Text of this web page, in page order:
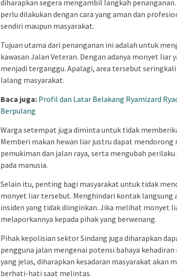
diharapkan segera mengambil langkah
perlu dilakukan dengan cara yang aman dan
sendiri maupun masyarakat.
Tujuan utama dari penanganan ini adalah untuk
kawasan Jalan Veteran. Dengan adanya monyet liar
menjadi terganggu. Apalagi, area tersebut
lalang masyarakat.
Baca juga: Profil dan Latar Belakang Ryamizard
Berpulang
Warga setempat juga diminta untuk tidak
Memberi makan hewan liar justru dapat
pemukiman dan jalan raya, serta mengubah
pada manusia.
Selain itu, penting bagi masyarakat untuk tidak
monyet liar tersebut. Menghindari kontak langsung
insiden yang tidak diinginkan. Jika melihat monyet
melaporkannya kepada pihak yang berwenang.
Pihak kepolisian sektor Sindang juga diharapkan
pengguna jalan mengenai potensi bahaya
yang jelas, diharapkan kesadaran masyarakat akan
berhati-hati saat melintas.